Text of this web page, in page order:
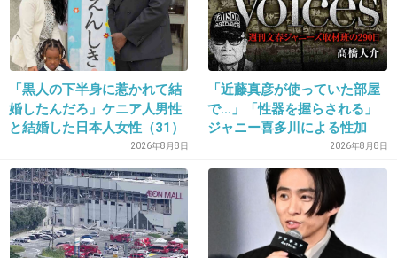
透明感あって羨ましい
+69 -195
18. 匿名2015/02/19(木) 21:49:01
ガッキー
ほんと肌キレイになったと思う
+586 -63
「黒人の下半身に惹かれて結
婚したんだろ」ケニア人男性
と結婚した日本人女性（31）
に“誹謗中傷”殺到…本人が語
る、日本で感じる“外国人差
別”のリアル
2026年8月8日
「近藤真彦が使っていた部屋
で…」「性器を握らされる」
ジャニー喜多川による性加
害、語り始めた被害者たち
《徹底取材の裏側》
2026年8月8日